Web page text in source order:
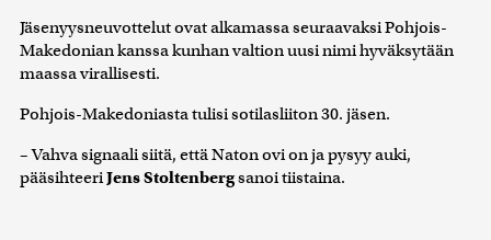
Jäsenyysneuvottelut ovat alkamassa seuraavaksi Pohjois-
Makedonian kanssa kunhan valtion uusi nimi hyväksytään
maassa virallisesti.
Pohjois-Makedoniasta tulisi sotilasliiton 30. jäsen.
– Vahva signaali siitä, että Naton ovi on ja pysyy auki,
pääsihteeriJens Stoltenbergsanoi tiistaina.